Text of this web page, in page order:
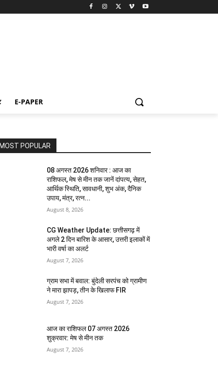
E-PAPER
MOST POPULAR
08 अगस्त 2026 शनिवार : आज का
राशिफल, मेष से मीन तक जानें दांपत्य, सेहत,
आर्थिक स्थिति, सावधानी, शुभ अंक, दैनिक
उपाय, मंत्र, रत्न...
August 8, 2026
CG Weather Update: छत्तीसगढ़ में
अगले 2 दिन बारिश के आसार, उत्तरी इलाकों में
भारी वर्षा का अलर्ट
August 7, 2026
ग्राम सभा में बवाल: बुंदेली सरपंच को ग्रामीण
ने मारा झापड़, तीन के खिलाफ FIR
August 7, 2026
आज का राशिफल 07 अगस्त 2026
शुक्रवार: मेष से मीन तक
August 7, 2026